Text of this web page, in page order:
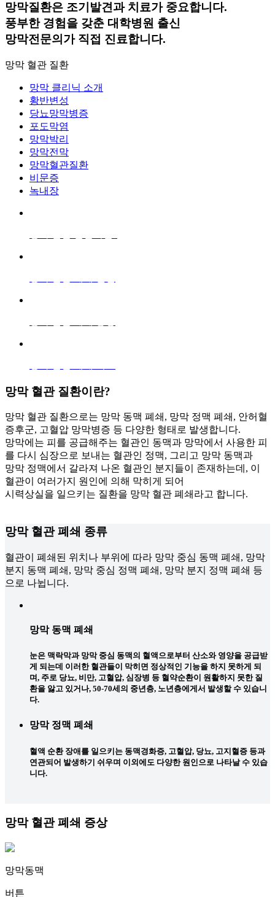
망막질환은 조기발견과 치료가 중요합니다.
풍부한 경험을 갖춘 대학병원 출신
망막전문의가 직접 진료합니다.
망막 혈관 질환
망막 클리닉 소개
황반변성
당뇨망막병증
포도막염
망막박리
망막전막
망막혈관질환
비문증
녹내장
망막 혈관 질환이란?
망막 혈관 질환으로는 망막 동맥 폐쇄, 망막 정맥 폐쇄, 안허혈
증후군, 고혈압 망막병증 등 다양한 형태로 발생합니다.
망막에는 피를 공급해주는 혈관인 동맥과 망막에서 사용한 피
를 다시 심장으로 보내는 혈관인 정맥, 그리고 망막 동맥과
망막 정맥에서 갈라져 나온 혈관인 분지들이 존재하는데, 이
혈관이 여러가지 원인에 의해 막히게 되어
시력상실을 일으키는 질환을 망막 혈관 폐쇄라고 합니다.
망막 혈관 폐쇄 종류
혈관이 폐쇄된 위치나 부위에 따라 망막 중심 동맥 폐쇄, 망막
분지 동맥 폐쇄, 망막 중심 정맥 폐쇄, 망막 분지 정맥 폐쇄 등
으로 나뉩니다.
망막 동맥 폐쇄
눈은 맥락막과 망막 중심 동맥의 혈액으로부터 산소와 영양을 공급받
게 되는데 이러한 혈관들이 막히면 정상적인 기능을 하지 못하게 되
며, 주로 당뇨, 비만, 고혈압, 심장병 등 혈약순환이 원활하지 못한 질
환을 앓고 있거나, 50-70세의 중년층, 노년층에게서 발생할 수 있습니
다.
망막 정맥 폐쇄
혈액 순환 장애를 일으키는 동맥경화증, 고혈압, 당뇨, 고지혈증 등과
연관되어 발생하기 쉬우며 이외에도 다양한 원인으로 나타날 수 있습
니다.
망막 혈관 폐쇄 증상
망막동맥
버튼